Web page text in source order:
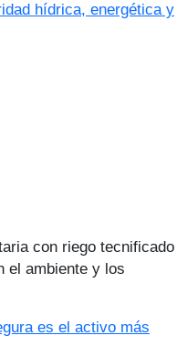
hídrica, energética y
con riego tecnificado
el ambiente y los
es el activo más